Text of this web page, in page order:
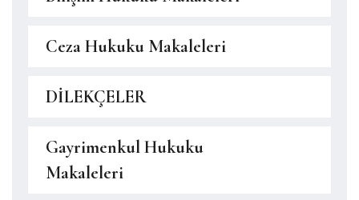
Ceza Hukuku Makaleleri
DİLEKÇELER
Gayrimenkul Hukuku
Makaleleri